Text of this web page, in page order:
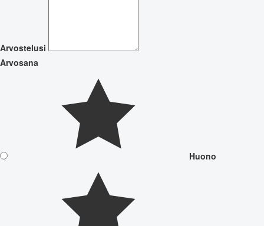
Arvostelusi
Arvosana
Huono